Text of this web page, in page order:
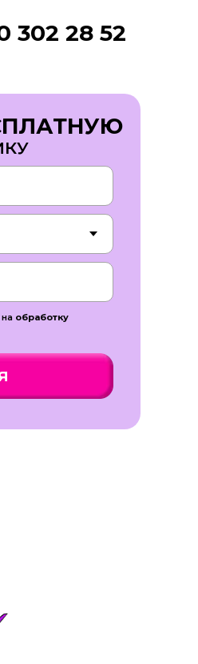
обработку
302 28 52